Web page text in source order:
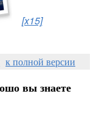
[x15]
к полной версии
вы знаете